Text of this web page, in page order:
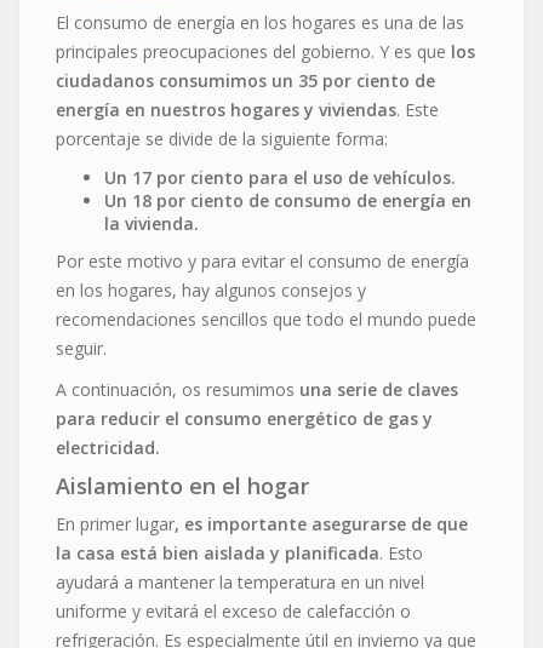
El consumo de energía en los hogares es una de las
principales preocupaciones del gobierno. Y es que los
ciudadanos consumimos un 35 por ciento de
energía en nuestros hogares y viviendas. Este
porcentaje se divide de la siguiente forma:
Un 17 por ciento para el uso de vehículos.
Un 18 por ciento de consumo de energía en
la vivienda.
Por este motivo y para evitar el consumo de energía
en los hogares, hay algunos consejos y
recomendaciones sencillos que todo el mundo puede
seguir.
A continuación, os resumimos una serie de claves
para reducir el consumo energético de gas y
electricidad.
Aislamiento en el hogar
En primer lugar, es importante asegurarse de que
la casa está bien aislada y planificada. Esto
ayudará a mantener la temperatura en un nivel
uniforme y evitará el exceso de calefacción o
refrigeración. Es especialmente útil en invierno ya que